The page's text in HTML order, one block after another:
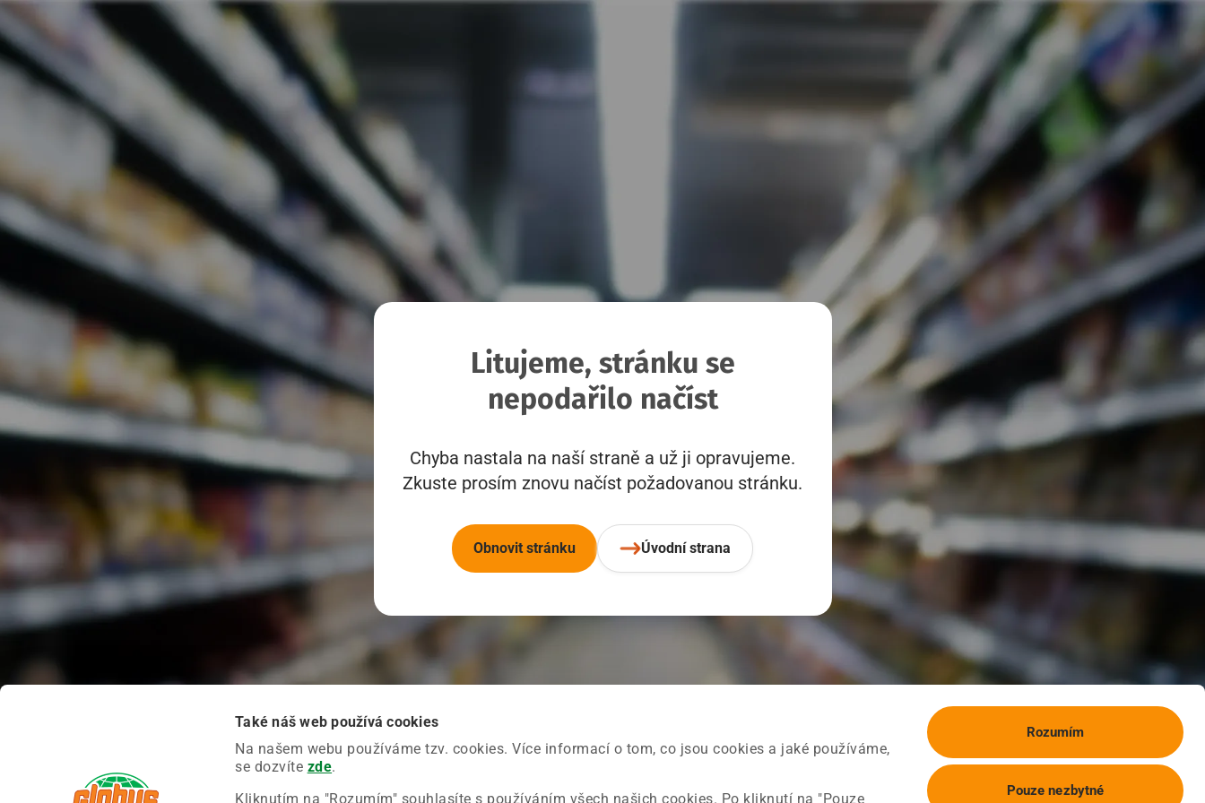
Také náš web používá cookies
Na našem webu používáme tzv. cookies. Více informací o tom, co jsou cookies a jaké používáme,
se dozvíte zde.
Kliknutím na "Rozumím" souhlasíte s používáním všech našich cookies. Po kliknutí na "Pouze
Rozumím
Pouze nezbytné
Litujeme, stránku se
nepodařilo načíst
Chyba nastala na naší straně a už ji opravujeme.
Zkuste prosím znovu načíst požadovanou stránku.
Obnovit stránku Úvodní strana